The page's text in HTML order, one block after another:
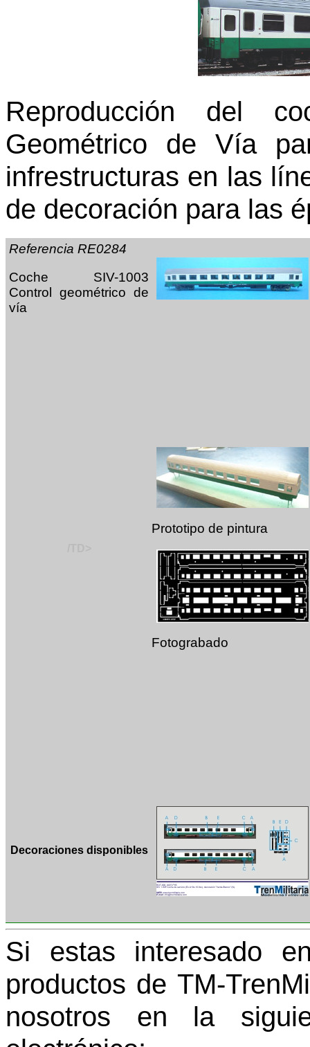
Reproducción del
Geométrico de Vía
infrestructuras en las
de decoración para las
Referencia RE0284
Coche SIV-1003
Control geométrico de
vía
Prototipo de pintura
Fotograbado
Decoraciones disponibles
Si estas interesado
productos de TM-
nosotros en la